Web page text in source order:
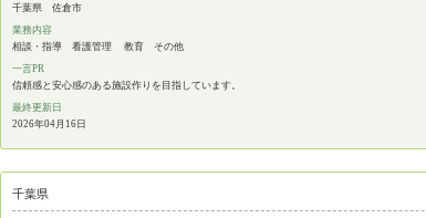
千葉県 佐倉市
業務内容
相談・指導 看護管理 教育 その他
一言PR
信頼感と安心感のある施設作りを目指しています。
最終更新日
2026年04月16日
千葉県